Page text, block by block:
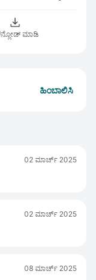
ಮಾಡಿ
ಹಿಂಬಾಲಿಸಿ
02 ಮಾರ್ಚ್ 2025
02 ಮಾರ್ಚ್ 2025
08 ಮಾರ್ಚ್ 2025